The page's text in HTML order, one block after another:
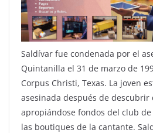
Saldívar fue condenada por el
Quintanilla el 31 de marzo de
Corpus Christi, Texas. La joven
asesinada después de descubrir
apropiándose fondos del club
las boutiques de la cantante.